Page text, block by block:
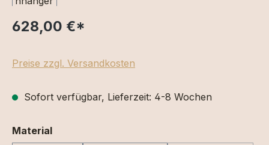
628,00 €*
Preise zzgl. Versandkosten
Sofort verfügbar, Lieferzeit: 4-8 Wochen
Materialauswählen